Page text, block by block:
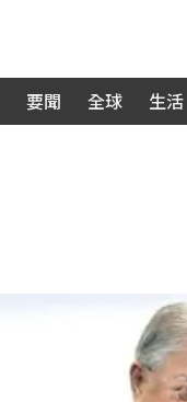
要聞 全球 生活